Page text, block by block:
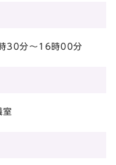
30分～16時00分
室